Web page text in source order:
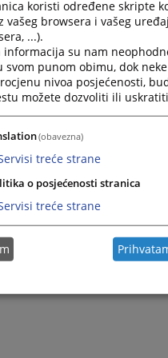
koristi određene skripte
vašeg browsera i vašeg
...).
informacija su nam
svom punom obimu, dok
nivoa posjećenosti,
možete dozvoliti ili
(obavezna)
treće strane
o posjećenosti stranica
treće strane